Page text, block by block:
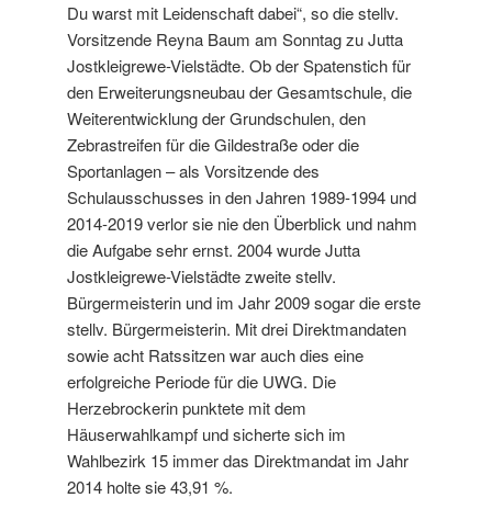
Du warst mit Leidenschaft dabei“, so die stellv.
Vorsitzende Reyna Baum am Sonntag zu Jutta
Jostkleigrewe-Vielstädte. Ob der Spatenstich für
den Erweiterungsneubau der Gesamtschule, die
Weiterentwicklung der Grundschulen, den
Zebrastreifen für die Gildestraße oder die
Sportanlagen – als Vorsitzende des
Schulausschusses in den Jahren 1989-1994 und
2014-2019 verlor sie nie den Überblick und nahm
die Aufgabe sehr ernst. 2004 wurde Jutta
Jostkleigrewe-Vielstädte zweite stellv.
Bürgermeisterin und im Jahr 2009 sogar die erste
stellv. Bürgermeisterin. Mit drei Direktmandaten
sowie acht Ratssitzen war auch dies eine
erfolgreiche Periode für die UWG. Die
Herzebrockerin punktete mit dem
Häuserwahlkampf und sicherte sich im
Wahlbezirk 15 immer das Direktmandat im Jahr
2014 holte sie 43,91 %.